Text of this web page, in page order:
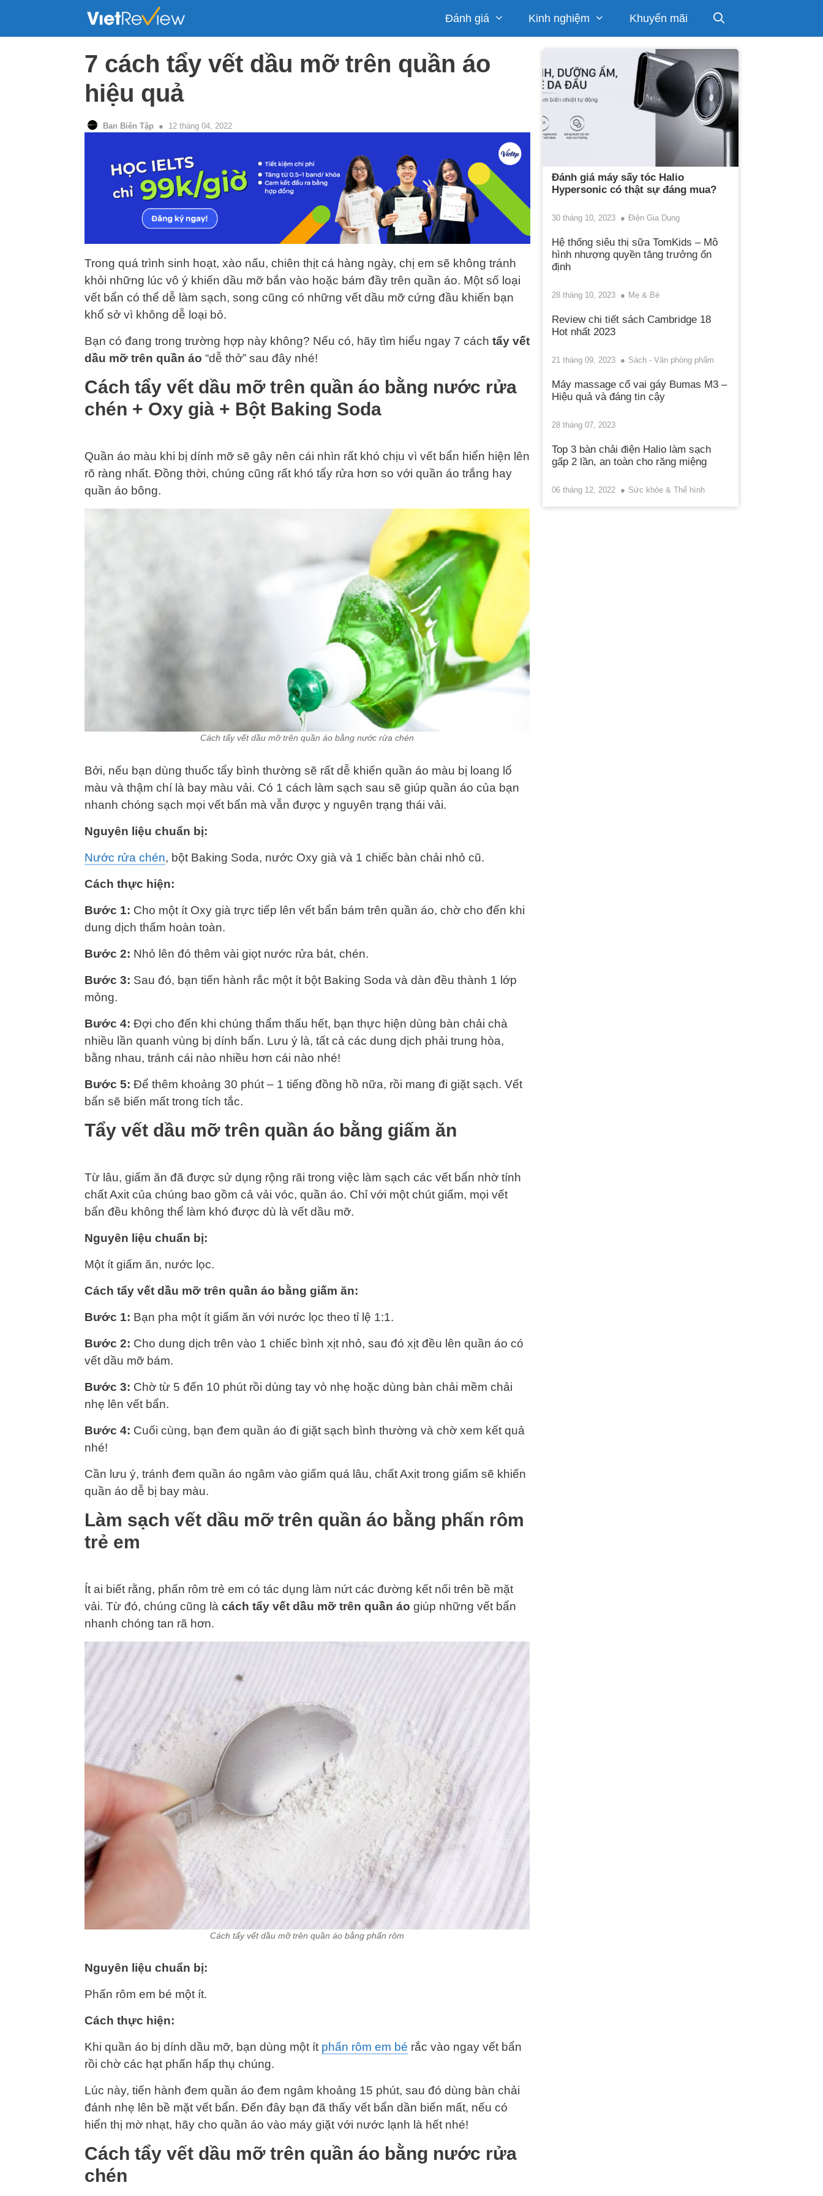
Đánh giá Kinh nghiệm Khuyến mãi
7 cách tẩy vết dầu mỡ trên quần áo
hiệu quả
Ban Biên Tập 12 tháng 04, 2022
Trong quá trình sinh hoạt, xào nấu, chiên thịt cá hàng ngày, chị em sẽ không tránh
khỏi những lúc vô ý khiến dầu mỡ bắn vào hoặc bám đầy trên quần áo. Một số loại
vết bẩn có thể dễ làm sạch, song cũng có những vết dầu mỡ cứng đầu khiến bạn
khổ sở vì không dễ loại bỏ.
Bạn có đang trong trường hợp này không? Nếu có, hãy tìm hiểu ngay 7 cách tẩy vết
dầu mỡ trên quần áo “dễ thở” sau đây nhé!
Cách tẩy vết dầu mỡ trên quần áo bằng nước rửa
chén + Oxy già + Bột Baking Soda
Quần áo màu khi bị dính mỡ sẽ gây nên cái nhìn rất khó chịu vì vết bẩn hiển hiện lên
rõ ràng nhất. Đồng thời, chúng cũng rất khó tẩy rửa hơn so với quần áo trắng hay
quần áo bông.
Cách tẩy vết dầu mỡ trên quần áo bằng nước rửa chén
Bởi, nếu bạn dùng thuốc tẩy bình thường sẽ rất dễ khiến quần áo màu bị loang lổ
màu và thậm chí là bay màu vải. Có 1 cách làm sạch sau sẽ giúp quần áo của bạn
nhanh chóng sạch mọi vết bẩn mà vẫn được y nguyên trạng thái vải.
Nguyên liệu chuẩn bị:
Nước rửa chén, bột Baking Soda, nước Oxy già và 1 chiếc bàn chải nhỏ cũ.
Cách thực hiện:
Bước 1: Cho một ít Oxy già trực tiếp lên vết bẩn bám trên quần áo, chờ cho đến khi
dung dịch thấm hoàn toàn.
Bước 2: Nhỏ lên đó thêm vài giọt nước rửa bát, chén.
Bước 3: Sau đó, bạn tiến hành rắc một ít bột Baking Soda và dàn đều thành 1 lớp
mỏng.
Bước 4: Đợi cho đến khi chúng thẩm thấu hết, bạn thực hiện dùng bàn chải chà
nhiều lần quanh vùng bị dính bẩn. Lưu ý là, tất cả các dung dịch phải trung hòa,
bằng nhau, tránh cái nào nhiều hơn cái nào nhé!
Bước 5: Để thêm khoảng 30 phút – 1 tiếng đồng hồ nữa, rồi mang đi giặt sạch. Vết
bẩn sẽ biến mất trong tích tắc.
Tẩy vết dầu mỡ trên quần áo bằng giấm ăn
Từ lâu, giấm ăn đã được sử dụng rộng rãi trong việc làm sạch các vết bẩn nhờ tính
chất Axit của chúng bao gồm cả vải vóc, quần áo. Chỉ với một chút giấm, mọi vết
bẩn đều không thể làm khó được dù là vết dầu mỡ.
Nguyên liệu chuẩn bị:
Một ít giấm ăn, nước lọc.
Cách tẩy vết dầu mỡ trên quần áo bằng giấm ăn:
Bước 1: Bạn pha một ít giấm ăn với nước lọc theo tỉ lệ 1:1.
Bước 2: Cho dung dịch trên vào 1 chiếc bình xịt nhỏ, sau đó xịt đều lên quần áo có
vết dầu mỡ bám.
Bước 3: Chờ từ 5 đến 10 phút rồi dùng tay vò nhẹ hoặc dùng bàn chải mềm chải
nhẹ lên vết bẩn.
Bước 4: Cuối cùng, bạn đem quần áo đi giặt sạch bình thường và chờ xem kết quả
nhé!
Cần lưu ý, tránh đem quần áo ngâm vào giấm quá lâu, chất Axit trong giấm sẽ khiến
quần áo dễ bị bay màu.
Làm sạch vết dầu mỡ trên quần áo bằng phấn rôm
trẻ em
Ít ai biết rằng, phấn rôm trẻ em có tác dụng làm nứt các đường kết nối trên bề mặt
vải. Từ đó, chúng cũng là cách tẩy vết dầu mỡ trên quần áo giúp những vết bẩn
nhanh chóng tan rã hơn.
Cách tẩy vết dầu mỡ trên quần áo bằng phấn rôm
Nguyên liệu chuẩn bị:
Phấn rôm em bé một ít.
Cách thực hiện:
Khi quần áo bị dính dầu mỡ, bạn dùng một ít phấn rôm em bé rắc vào ngay vết bẩn
rồi chờ các hạt phấn hấp thụ chúng.
Lúc này, tiến hành đem quần áo đem ngâm khoảng 15 phút, sau đó dùng bàn chải
đánh nhẹ lên bề mặt vết bẩn. Đến đây bạn đã thấy vết bẩn dần biến mất, nếu có
hiển thị mờ nhạt, hãy cho quần áo vào máy giặt với nước lạnh là hết nhé!
Cách tẩy vết dầu mỡ trên quần áo bằng nước rửa
chén
Đánh giá máy sấy tóc Halio
Hypersonic có thật sự đáng mua?
30 tháng 10, 2023 Điện Gia Dụng
Hệ thống siêu thị sữa TomKids – Mô
hình nhượng quyền tăng trưởng ổn
định
28 tháng 10, 2023 Mẹ & Bé
Review chi tiết sách Cambridge 18
Hot nhất 2023
21 tháng 09, 2023 Sách - Văn phòng phẩm
Máy massage cổ vai gáy Bumas M3 –
Hiệu quả và đáng tin cậy
28 tháng 07, 2023
Top 3 bàn chải điện Halio làm sạch
gấp 2 lần, an toàn cho răng miệng
06 tháng 12, 2022 Sức khỏe & Thể hình